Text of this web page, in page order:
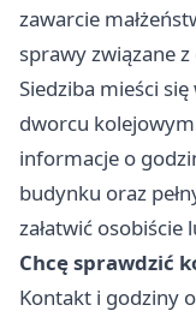
zawarcie
sprawy związane
Siedziba mieści
dworcu
informacje o
budynku oraz
załatwić osobiście
Chcę sprawdzić
Kontakt i godziny